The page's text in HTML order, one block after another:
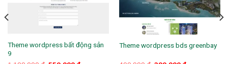
Theme wordpress bất động sản
9
Theme wordpress bds greenbay